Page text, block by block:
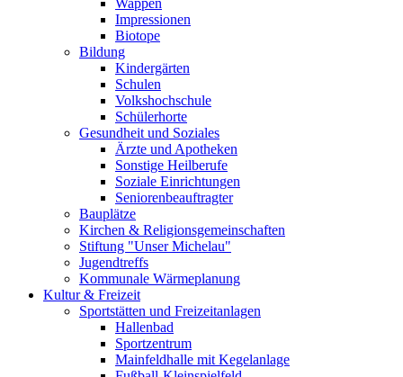
Wappen
Impressionen
Biotope
Bildung
Kindergärten
Schulen
Volkshochschule
Schülerhorte
Gesundheit und Soziales
Ärzte und Apotheken
Sonstige Heilberufe
Soziale Einrichtungen
Seniorenbeauftragter
Bauplätze
Kirchen & Religionsgemeinschaften
Stiftung "Unser Michelau"
Jugendtreffs
Kommunale Wärmeplanung
Kultur & Freizeit
Sportstätten und Freizeitanlagen
Hallenbad
Sportzentrum
Mainfeldhalle mit Kegelanlage